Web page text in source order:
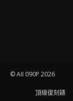
© AII 090P 2026
頂級復刻錶